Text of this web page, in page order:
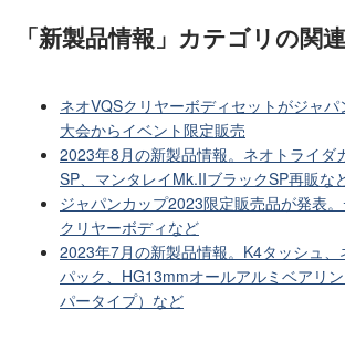
「新製品情報」カテゴリの関
ネオVQSクリヤーボディセットがジャ
大会からイベント限定販売
2023年8月の新製品情報。ネオトライダ
SP、マンタレイMk.IIブラックSP再販な
ジャパンカップ2023限定販売品が発表
クリヤーボディなど
2023年7月の新製品情報。K4タッシュ、
パック、HG13mmオールアルミベアリ
パータイプ）など